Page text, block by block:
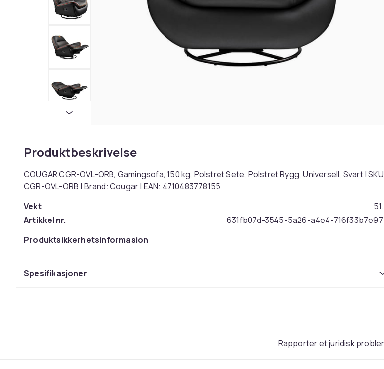
Produktbeskrivelse
COUGAR CGR-OVL-ORB, Gamingsofa, 150 kg, Polstret Sete, Polstret Rygg, Universell, Svart |
CGR-OVL-ORB | Brand: Cougar | EAN: 4710483778155
Vekt
Artikkel nr.
631fb07d-3545-5a26-a4e4-
Produktsikkerhetsinformasjon
Spesifikasjoner
Rapporter et juridisk